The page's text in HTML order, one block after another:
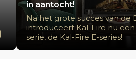
in aantocht!
Na het grote succes van de
introduceert Kal-Fire nu
serie, de Kal-Fire E-series!